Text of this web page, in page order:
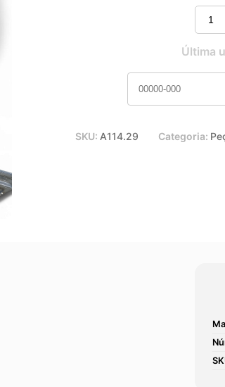
Última
SKU: A114.29 Categoria: